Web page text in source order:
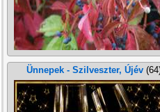
Ünnepek - Szilveszter, Újév